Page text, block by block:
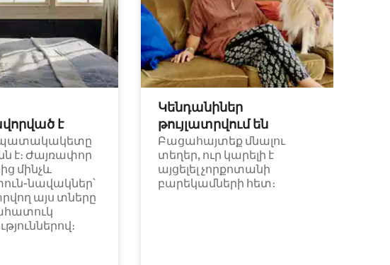
է
է։ Ժայռափոր
մինչև
նավակներ՝
այս տները
Կենդանիներ
թույլատրվում են
Բացահայտեք մնալու
տեղեր, ուր կարելի է
այցելել չորքոտանի
բարեկամների հետ։